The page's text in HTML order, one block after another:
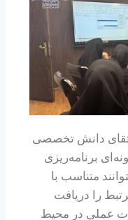
ارتقای دانش تخصصی
برنامه‌ریزی
متناسب با
را دریافت
عملی در محیط